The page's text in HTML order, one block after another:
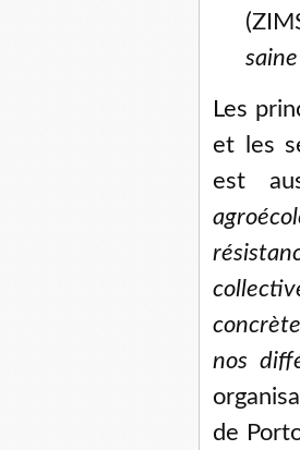
Les
et les
est
nos
de